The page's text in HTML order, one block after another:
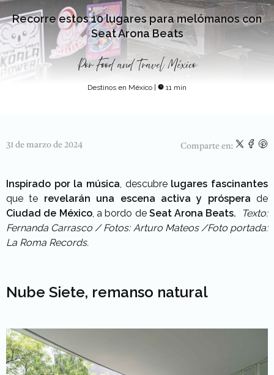
Recorre estos 10 lugares para melómanos con
Seat Arona Beats
Por Food and Travel México
Destinos en México 11 min
31 de marzo de 2024 Comparte en:
Inspirado por la música, descubre lugares fascinantes
que te revelarán una escena activa y próspera de
Ciudad de México, a bordo de Seat Arona Beats.
Texto:
Fernanda Carrasco / Fotos: Arturo Mateos /Foto portada:
La Roma Records.
Nube Siete, remanso natural